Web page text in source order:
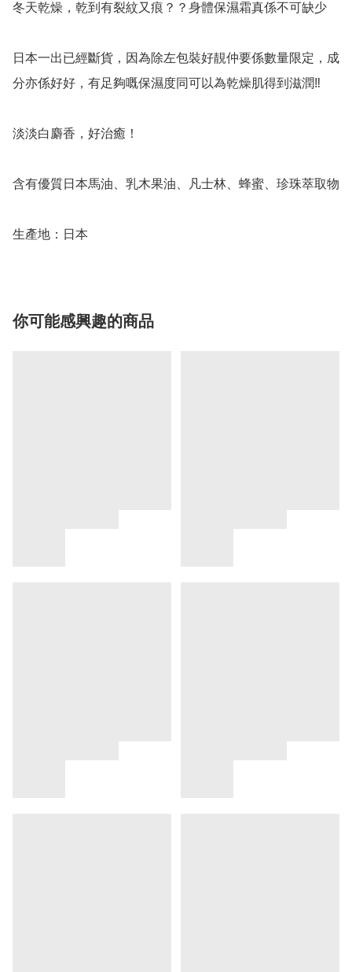
冬天乾燥，乾到有裂紋又痕？？身體保濕霜真係不可缺少
日本一出已經斷貨，因為除左包裝好靚仲要係數量限定，成
分亦係好好，有足夠嘅保濕度同可以為乾燥肌得到滋潤‼️
淡淡白麝香，好治癒！
含有優質日本馬油、乳木果油、凡士林、蜂蜜、珍珠萃取物
生產地：日本
你可能感興趣的商品